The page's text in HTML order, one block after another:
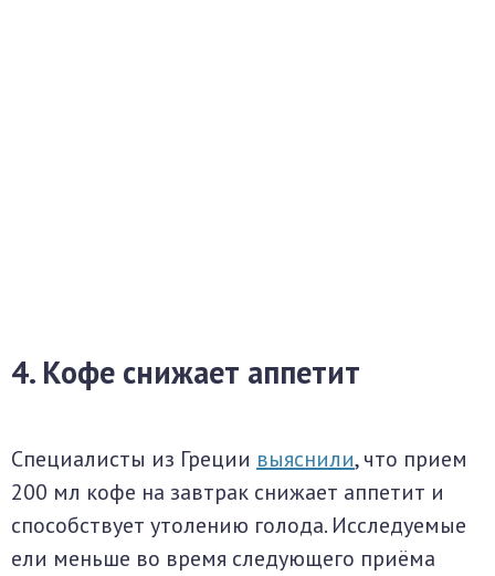
4. Кофе снижает аппетит
Специалисты из Греции выяснили, что прием
200 мл кофе на завтрак снижает аппетит и
способствует утолению голода. Исследуемые
ели меньше во время следующего приёма